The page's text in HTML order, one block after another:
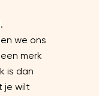
we ons
merk
is dan
je wilt